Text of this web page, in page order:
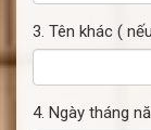
3. Tên khác (
4. Ngày tháng